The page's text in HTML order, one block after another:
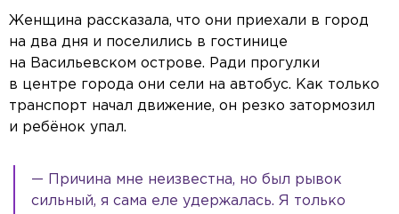
Женщина рассказала, что они приехали в город
на два дня и поселились в гостинице
на Васильевском острове. Ради прогулки
в центре города они сели на автобус. Как только
транспорт начал движение, он резко затормозил
и ребёнок упал.
— Причина мне неизвестна, но был рывок
сильный, я сама еле удержалась. Я только